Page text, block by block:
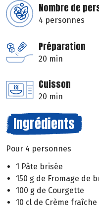
Nombre de
4 personnes
Préparation
20 min
Cuisson
20 min
Ingrédients
Pour 4 personnes
1 Pâte brisée
150 g de Fromage de
100 g de Courgette
10 cl de Crème fraîche